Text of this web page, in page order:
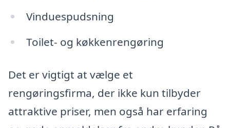
Vinduespudsning
Toilet- og køkkenrengøring
Det er vigtigt at vælge et
rengøringsfirma, der ikke kun tilbyder
attraktive priser, men også har erfaring